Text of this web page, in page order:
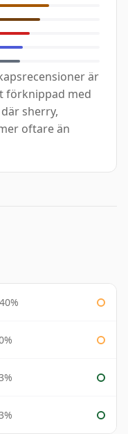
är
förknippad med
sherry,
oftare än
40%